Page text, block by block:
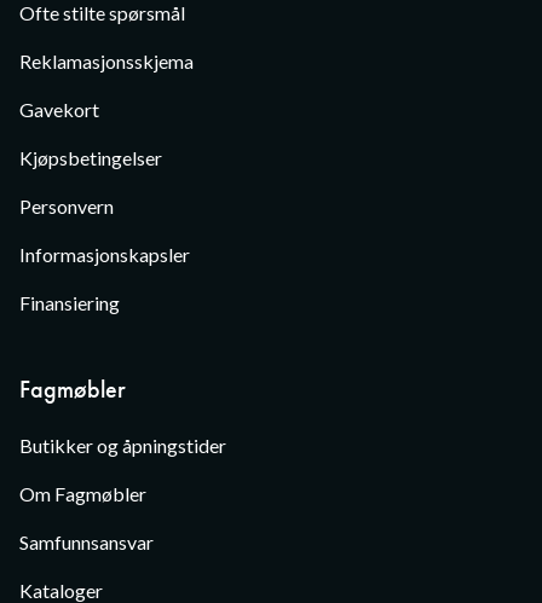
Ofte stilte spørsmål
Reklamasjonsskjema
Gavekort
Kjøpsbetingelser
Personvern
Informasjonskapsler
Finansiering
Fagmøbler
Butikker og åpningstider
Om Fagmøbler
Samfunnsansvar
Kataloger